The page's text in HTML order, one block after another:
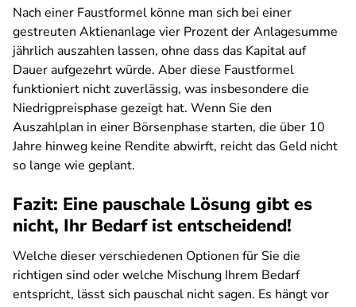
Nach einer Faustformel könne man sich bei einer
gestreuten Aktienanlage vier Prozent der Anlagesumme
jährlich auszahlen lassen, ohne dass das Kapital auf
Dauer aufgezehrt würde. Aber diese Faustformel
funktioniert nicht zuverlässig, was insbesondere die
Niedrigpreisphase gezeigt hat. Wenn Sie den
Auszahlplan in einer Börsenphase starten, die über 10
Jahre hinweg keine Rendite abwirft, reicht das Geld nicht
so lange wie geplant.
Fazit: Eine pauschale Lösung gibt es
nicht, Ihr Bedarf ist entscheidend!
Welche dieser verschiedenen Optionen für Sie die
richtigen sind oder welche Mischung Ihrem Bedarf
entspricht, lässt sich pauschal nicht sagen. Es hängt vor